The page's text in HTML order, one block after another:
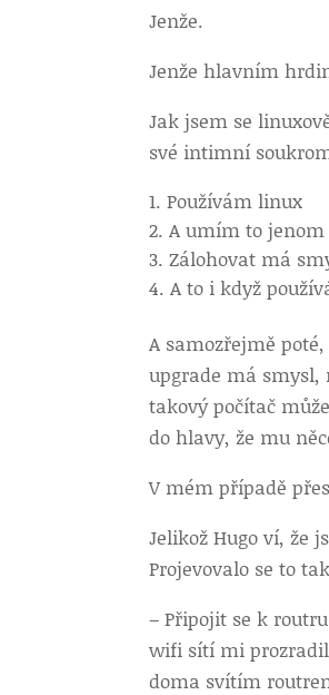
Jenže.
Jenže hlavním
Jak jsem se
své intimní
Používám linux
A umím to
Zálohovat má
A to i když
A samozřejmě
upgrade má smysl,
takový počítač
do hlavy, že mu
V mém případě
Jelikož Hugo ví, že
Projevovalo se to
– Připojit se k
wifi sítí mi
doma svítím